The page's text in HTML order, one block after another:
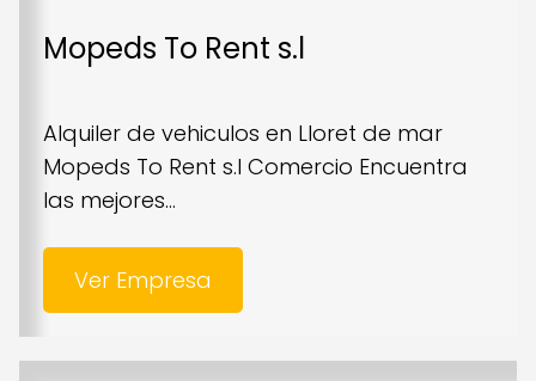
Mopeds To Rent s.l
Alquiler de vehiculos en Lloret de mar
Mopeds To Rent s.l Comercio Encuentra
las mejores...
Ver Empresa